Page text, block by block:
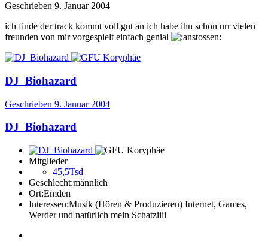
Geschrieben 9. Januar 2004
ich finde der track kommt voll gut an ich habe ihn schon urr vielen
freunden von mir vorgespielt einfach genial
DJ_Biohazard
Geschrieben 9. Januar 2004
DJ_Biohazard
Mitglieder
45,5Tsd
Geschlecht:männlich
Ort:Emden
Interessen:Musik (Hören & Produzieren) Internet, Games,
Werder und natürlich mein Schatziiii